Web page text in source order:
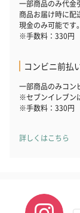
ドレス（いちご味)
（1,122円）
生花
生花のブーケを
※9-15時にご注文
一部商品のみ代金
商品お届け時に配
現金のみ可能です。
※手数料：330円
コンビニ前払
一部商品のみコン
※セブンイレブン
※手数料：330円
詳しくはこちら